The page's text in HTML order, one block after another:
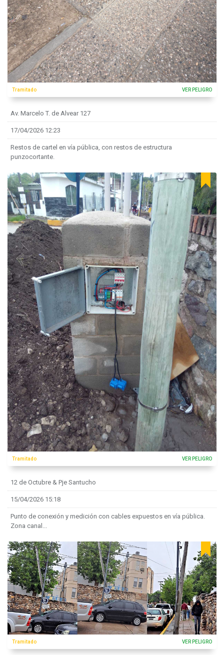
Tramitado VER PELIGRO
Av. Marcelo T. de Alvear 127
17/04/2026 12:23
Restos de cartel en vía pública, con restos de estructura
punzocortante.
Tramitado VER PELIGRO
12 de Octubre & Pje Santucho
15/04/2026 15:18
Punto de conexión y medición con cables expuestos en vía pública.
Zona canal...
Tramitado VER PELIGRO